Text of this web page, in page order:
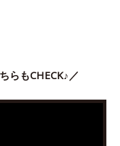
らもCHECK♪／